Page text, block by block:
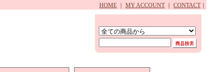
HOME MY ACCOUNT CONTACT